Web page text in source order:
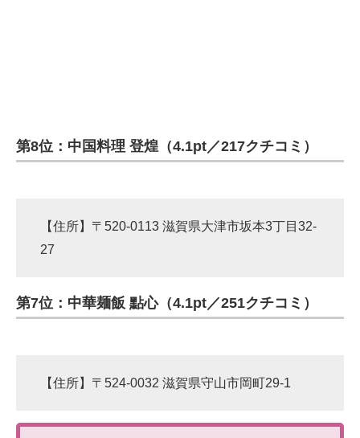
第8位：中国料理 登煌（4.1pt／217クチコミ）
【住所】〒520-0113 滋賀県大津市坂本3丁目32-
27
第7位：中華麺飯 點心（4.1pt／251クチコミ）
【住所】〒524-0032 滋賀県守山市岡町29-1